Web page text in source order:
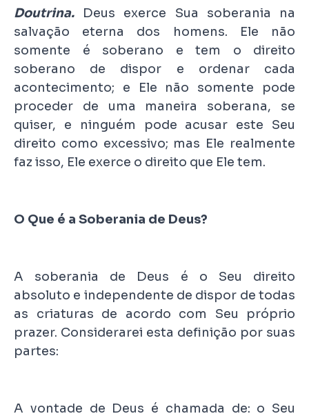
Doutrina. Deus exerce Sua soberania na
salvação eterna dos homens. Ele não
somente é soberano e tem o direito
soberano de dispor e ordenar cada
acontecimento; e Ele não somente pode
proceder de uma maneira soberana, se
quiser, e ninguém pode acusar este Seu
direito como excessivo; mas Ele realmente
faz isso, Ele exerce o direito que Ele tem.
O Que é a Soberania de Deus?
A soberania de Deus é o Seu direito
absoluto e independente de dispor de todas
as criaturas de acordo com Seu próprio
prazer. Considerarei esta definição por suas
partes:
A vontade de Deus é chamada de: o Seu